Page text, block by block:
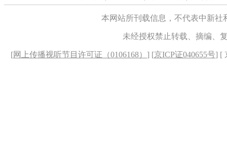
本网站所刊载信息，不代表中新
未经授权禁止转载、摘编、
[网上传播视听节目许可证（0106168） ] [京ICP证040655号] [